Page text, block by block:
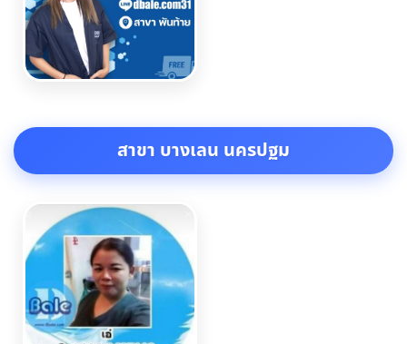
สาขา บางเลน นครปฐม